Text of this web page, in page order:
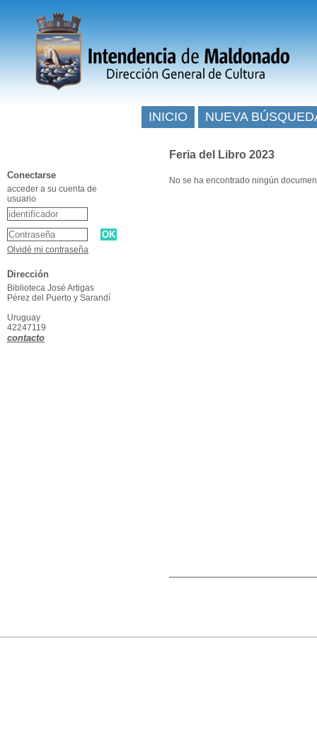
Feria del Libro 2023
No se ha encontrado ningún
INICIO NUEVA
Conectarse
acceder a su cuenta de
usuario
Olvidé mi contraseña
Dirección
Biblioteca José Artigas
Pérez del Puerto y Sarandí
Uruguay
42247119
contacto